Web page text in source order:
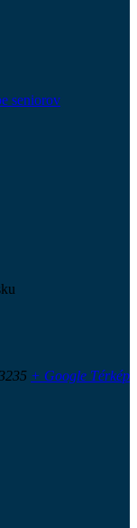
seniorov
+ Google Térkép